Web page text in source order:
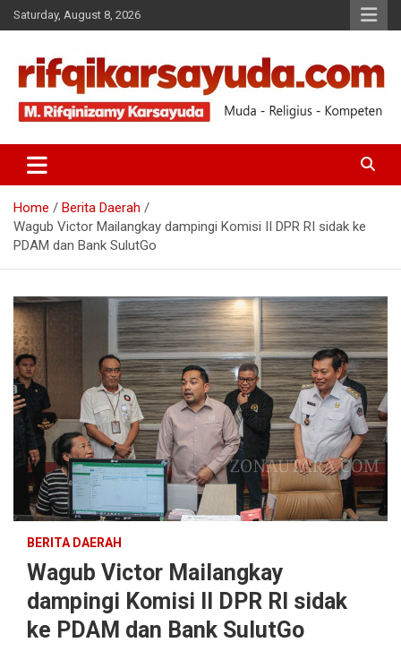
Saturday, August 8, 2026
RIFQI KARSAYUDA
Home
Berita Daerah
Wagub Victor Mailangkay dampingi Komisi II DPR RI sidak ke
PDAM dan Bank SulutGo
BERITA DAERAH
Wagub Victor Mailangkay
dampingi Komisi II DPR RI sidak
ke PDAM dan Bank SulutGo